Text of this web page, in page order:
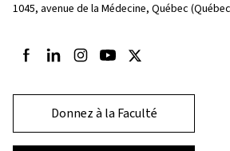
1045, avenue de la Médecine, Québec
Suivez-nous sur Facebook
Suivez-nous sur LinkedIn
Suivez-nous sur Instagram
Suivez-nous sur Youtube
Suivez-nous sur
Donnez à la Faculté